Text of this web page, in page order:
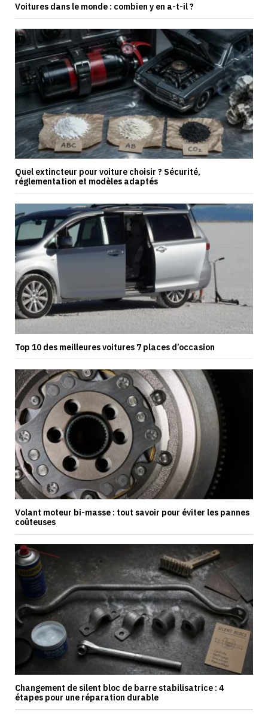
Voitures dans le monde : combien y en a-t-il ?
Quel extincteur pour voiture choisir ? Sécurité,
réglementation et modèles adaptés
Top 10 des meilleures voitures 7 places d’occasion
Volant moteur bi-masse : tout savoir pour éviter les pannes
coûteuses
Changement de silent bloc de barre stabilisatrice : 4
étapes pour une réparation durable